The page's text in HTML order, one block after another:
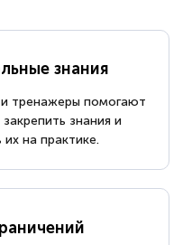
знания
тренажеры помогают
знания и
на практике.